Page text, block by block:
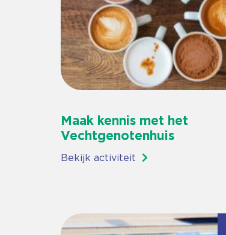
Maak kennis met het
Vechtgenotenhuis
Bekijk activiteit